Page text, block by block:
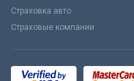
Страховка авто
Страховые компании